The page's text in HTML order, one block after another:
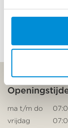
ma t/m do
vrijdag